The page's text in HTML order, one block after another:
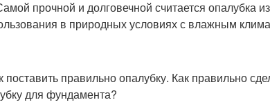
прочной и долговечной считается опалубка
в природных условиях с влажным